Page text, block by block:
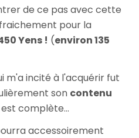
de ce pas avec cette
pour la
Yens ! (environ 135
m'a incité à l'acquérir fut
son contenu
complète...
accessoirement